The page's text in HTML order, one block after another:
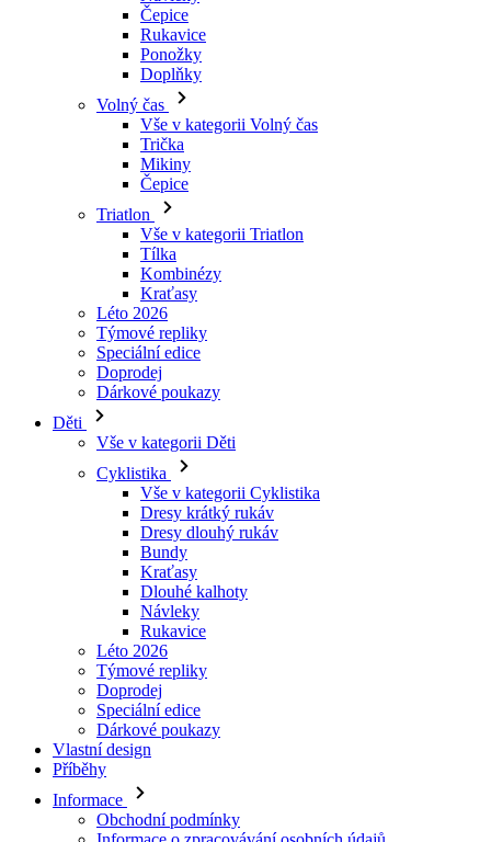
Volný čas
Vše v kategorii Volný čas
Trička
Mikiny
Čepice
Triatlon
Vše v kategorii Triatlon
Tílka
Kombinézy
Kraťasy
Léto 2026
Týmové repliky
Speciální edice
Doprodej
Dárkové poukazy
Děti
Vše v kategorii Děti
Cyklistika
Vše v kategorii Cyklistika
Dresy dlouhý rukáv
Bundy
Kraťasy
Dlouhé kalhoty
Návleky
Rukavice
Léto 2026
Týmové repliky
Doprodej
Speciální edice
Dárkové poukazy
Vlastní design
Příběhy
Informace
Obchodní podmínky
Informace o zpracovávání osobních údajů
Reklamační podmínky
Volná pracovní místa
Ochrana soukromí - cookies
O nás